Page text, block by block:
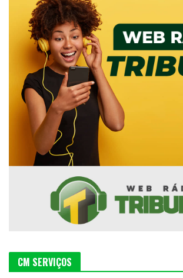
CM SERVIÇOS